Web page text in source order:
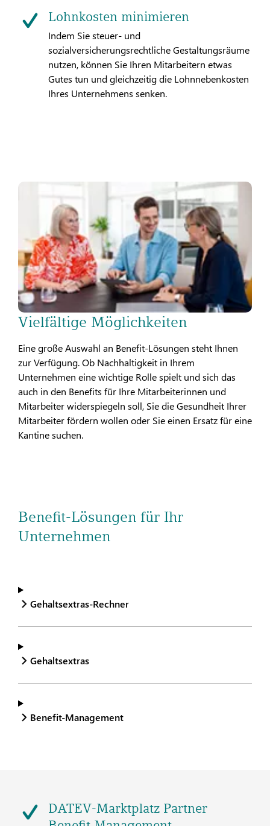
Lohnkosten minimieren
Indem Sie steuer- und
sozialversicherungsrechtliche Gestaltungsräume
nutzen, können Sie Ihren Mitarbeitern etwas
Gutes tun und gleichzeitig die Lohnnebenkosten
Ihres Unternehmens senken.
Vielfältige Möglichkeiten
Eine große Auswahl an Benefit-Lösungen steht Ihnen
zur Verfügung. Ob Nachhaltigkeit in Ihrem
Unternehmen eine wichtige Rolle spielt und sich das
auch in den Benefits für Ihre Mitarbeiterinnen und
Mitarbeiter widerspiegeln soll, Sie die Gesundheit Ihrer
Mitarbeiter fördern wollen oder Sie einen Ersatz für eine
Kantine suchen.
Benefit-Lösungen für Ihr
Unternehmen
Gehaltsextras-Rechner
Gehaltsextras
Benefit-Management
DATEV-Marktplatz Partner